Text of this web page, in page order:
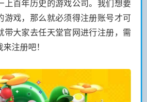
上百年历史的游戏公司。我们想要
游戏，那么就必须得注册账号才可
带大家去任天堂官网进行注册，需
注册吧！